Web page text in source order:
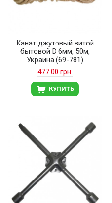
Канат джутовый витой
бытовой D 6мм, 50м,
Украина (69-781)
477.00 грн.
КУПИТЬ